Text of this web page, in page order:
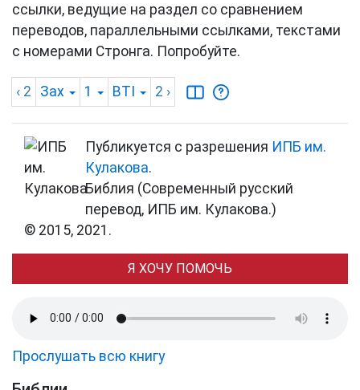
ссылки, ведущие на раздел со сравнением
переводов, параллельными ссылками, текстами
с номерами Стронга. Попробуйте.
‹ 2 Зах 1 BTI 2 ›
Публикуется с разрешения ИПБ им.
Кулакова.
Библия (Современный русский
перевод, ИПБ им. Кулакова.)
© 2015, 2021.
Я ХОЧУ ПОМОЧЬ
Прослушать всю книгу